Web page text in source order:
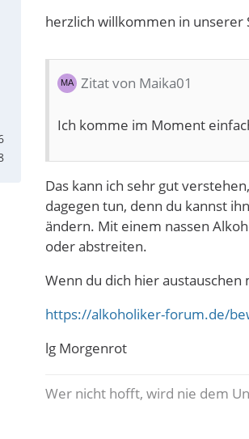
herzlich willkommen in unserer
Zitat von Maika01
Ich komme im Moment
Das kann ich sehr gut
dagegen tun, denn du kannst
ändern. Mit einem nassen
oder abstreiten.
Wenn du dich hier
https://alkoholiker-forum.de/
lg Morgenrot
Wer nicht hofft, wird nie dem